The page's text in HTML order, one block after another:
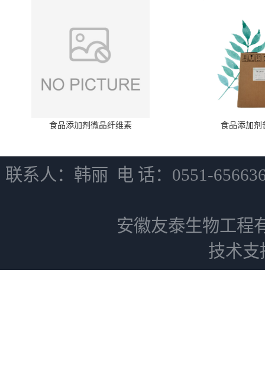
食品添加剂微晶纤维素 食品添加剂
联系人：韩丽 电 话：0551-
安徽友泰生物工程
技术